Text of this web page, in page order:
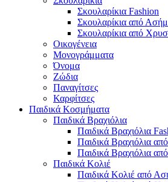
Σκουλαρίκια Fashion
Σκουλαρίκια από
Σκουλαρίκια από
Οικογένεια
Μονογράμματα
Όνομα
Ζώδια
Παναγίτσες
Καρφίτσες
Παιδικά Κοσμήματα
Παιδικά Βραχιόλια
Παιδικά Βραχιόλια
Παιδικά Βραχιόλια
Παιδικά Βραχιόλια
Παιδικά Κολιέ
Παιδικά Κολιέ από